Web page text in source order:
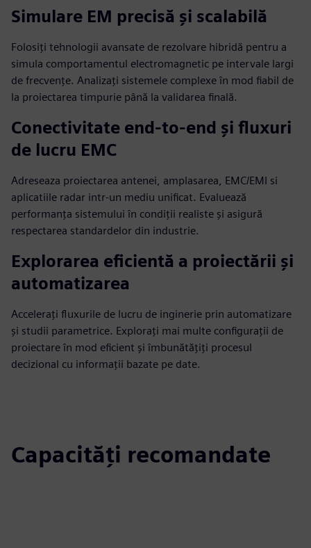
Simulare EM precisă și scalabilă
Folosiți tehnologii avansate de rezolvare hibridă pentru a
simula comportamentul electromagnetic pe intervale largi
de frecvențe. Analizați sistemele complexe în mod fiabil de
la proiectarea timpurie până la validarea finală.
Conectivitate end-to-end și fluxuri
de lucru EMC
Adreseaza proiectarea antenei, amplasarea, EMC/EMI si
aplicatiile radar intr-un mediu unificat. Evaluează
performanța sistemului în condiții realiste și asigură
respectarea standardelor din industrie.
Explorarea eficientă a proiectării și
automatizarea
Accelerați fluxurile de lucru de inginerie prin automatizare
și studii parametrice. Explorați mai multe configurații de
proiectare în mod eficient și îmbunătățiți procesul
decizional cu informații bazate pe date.
Capacități recomandate